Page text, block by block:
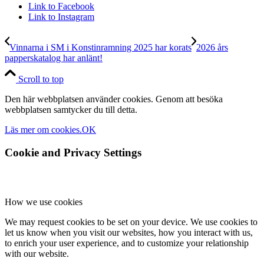
Link to Facebook
Link to Instagram
Vinnarna i SM i Konstinramning 2025 har korats 2026 års
papperskatalog har anlänt!
Scroll to top
Den här webbplatsen använder cookies. Genom att besöka
webbplatsen samtycker du till detta.
Läs mer om cookies.OK
Cookie and Privacy Settings
How we use cookies
We may request cookies to be set on your device. We use cookies to
let us know when you visit our websites, how you interact with us,
to enrich your user experience, and to customize your relationship
with our website.